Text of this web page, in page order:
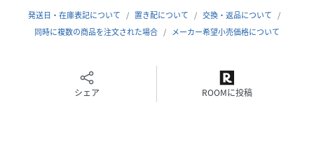
※商品画像は、光の当たり具合やパソコンなどの閲覧環境に
※商品の色味の目安は、商品単体の画像をご参照ください。
発送日・在庫表記について 置き配について
交換・返品について
同時に複数の商品を注文された場合
メーカー希望小売価格について
シェア ROOMに投稿